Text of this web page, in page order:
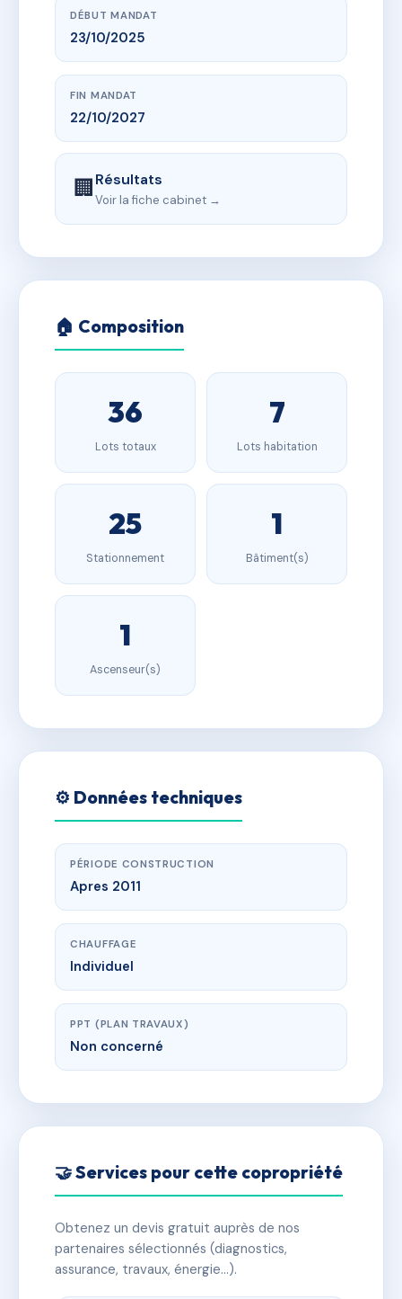
DÉBUT MANDAT
23/10/2025
FIN MANDAT
22/10/2027
🏢Résultats
Voir la fiche cabinet →
🏠 Composition
36
Lots totaux
7
Lots habitation
25
Stationnement
1
Bâtiment(s)
1
Ascenseur(s)
⚙️ Données techniques
PÉRIODE CONSTRUCTION
Apres 2011
CHAUFFAGE
Individuel
PPT (PLAN TRAVAUX)
Non concerné
🤝 Services pour cette copropriété
Obtenez un devis gratuit auprès de nos
partenaires sélectionnés (diagnostics,
assurance, travaux, énergie…).